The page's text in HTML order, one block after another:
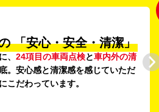
「安心・安全・清潔」
、 24項目の車両点検と車内外の清
。安心感と清潔感を感じていただ
こだわっています。